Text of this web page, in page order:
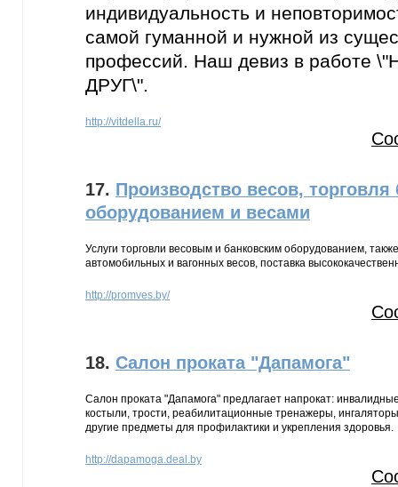
индивидуальность и
самой гуманной и нужной из
профессий. Наш девиз в работе
ДРУГ\".
http://vitdella.ru/
17. Производство весов, торговля
оборудованием и весами
Услуги торговли весовым и банковским оборудованием,
автомобильных и вагонных весов, поставка
http://promves.by/
18. Салон проката "Дапамога"
Салон проката "Дапамога" предлагает напрокат:
костыли, трости, реабилитационные тренажеры,
другие предметы для профилактики и укрепления здоровья.
http://dapamoga.deal.by